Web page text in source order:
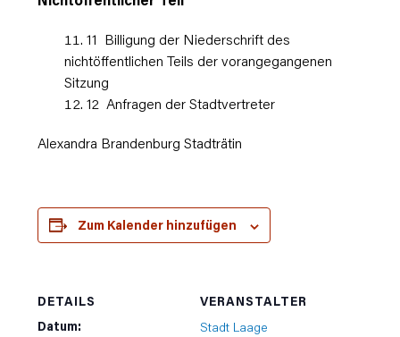
11 Billigung der Niederschrift des
nichtöffentlichen Teils der vorangegangenen
Sitzung
12 Anfragen der Stadtvertreter
Alexandra Brandenburg Stadträtin
Zum Kalender hinzufügen
DETAILS
Datum:
VERANSTALTER
Stadt Laage